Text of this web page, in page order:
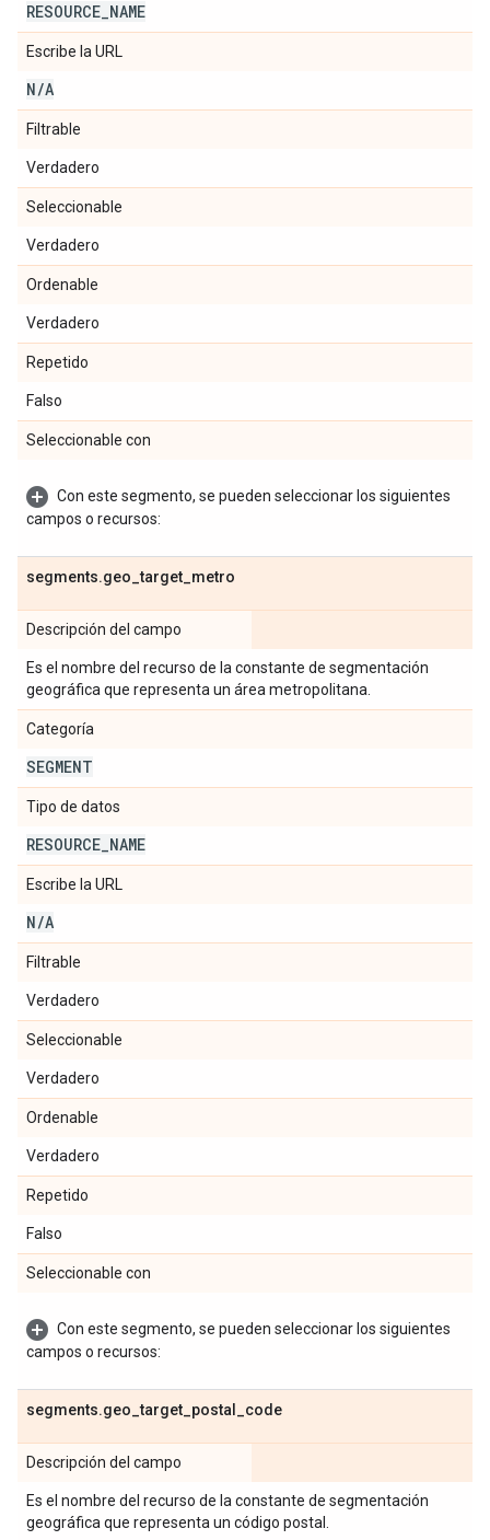
RESOURCE NAME
Escribe la URL
N/A
Filtrable
Verdadero
Seleccionable
Verdadero
Ordenable
Verdadero
Repetido
Falso
Seleccionable con
Con este segmento, se pueden seleccionar los siguientes
campos o recursos:
segments.geo _target metro
Descripción del campo
Es el nombre del recurso de la constante de segmentación
geográfica que representa un área metropolitana.
Categoría
SEGMENT
Tipo de datos
RESOURCE NAME
Escribe la URL
N/A
Filtrable
Verdadero
Seleccionable
Verdadero
Ordenable
Verdadero
Repetido
Falso
Seleccionable con
Con este segmento, se pueden seleccionar los siguientes
campos o recursos:
segments.geo _target postal code
Descripción del campo
Es el nombre del recurso de la constante de segmentación
geográfica que representa un código postal.